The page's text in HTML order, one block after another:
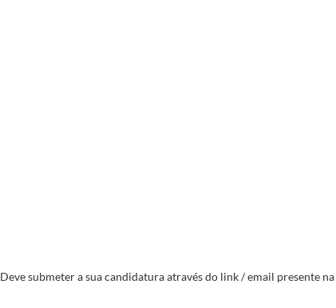
Deve submeter a sua candidatura através do link / email presente